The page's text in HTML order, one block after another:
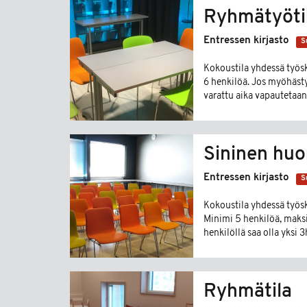
Entressen kirjasto
Kokoustila yhdessä
6 henkilöä. Jos
varattu aika
muokattavissa
alkuperäiseen
järjestelyyn ja
avustajakoiria.
Sininen
Entressen kirjasto
Kokoustila yhdessä
Minimi 5 henkilöä,
henkilöllä saa olla yksi
monikäyttöinen tila,
koulutuksia varten.
Varaajan tulee siivota
ajan puitteissa, joten
Ryhmätila